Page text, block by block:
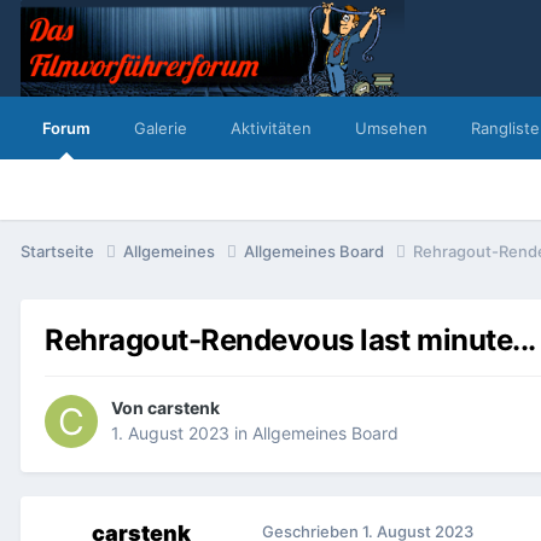
Forum Galerie Aktivitäten Umsehen Rangliste
Startseite Allgemeines Allgemeines Board Rehragout-
Rehragout-Rendevous last minute...
Von carstenk
1. August 2023 in Allgemeines Board
carstenk Geschrieben 1. August 2023